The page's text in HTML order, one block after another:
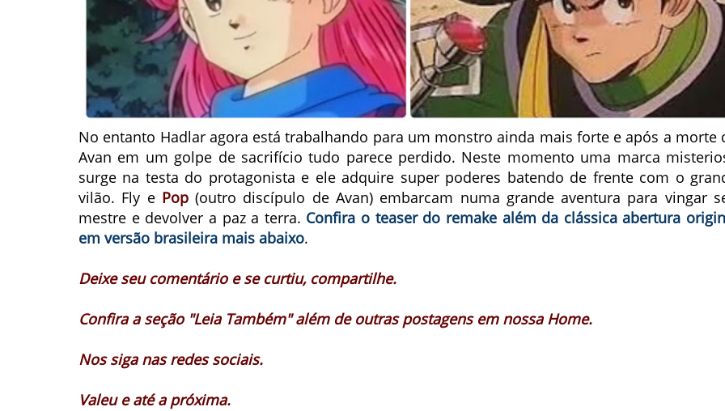
No entanto Hadlar agora está trabalhando para um monstro ainda mais forte e após a morte
Avan em um golpe de sacrifício tudo parece perdido. Neste momento uma marca
surge na testa do protagonista e ele adquire super poderes batendo de frente com o
vilão. Fly e Pop(outro discípulo de Avan) embarcam numa grande aventura para vingar
mestre e devolver a paz a terra. Confira o teaser do remake além da clássica abertura
em versão brasileira mais abaixo.
Deixe seu comentário e se curtiu, compartilhe.
Confira a seção "Leia Também" além de outras postagens em nossa Home.
Nos siga nas redes sociais.
Valeu e até a próxima.